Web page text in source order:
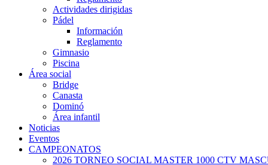
Actividades dirigidas
Pádel
Información
Reglamento
Gimnasio
Piscina
Área social
Bridge
Canasta
Dominó
Área infantil
Noticias
Eventos
CAMPEONATOS
2026 TORNEO SOCIAL MASTER 1000 CTV